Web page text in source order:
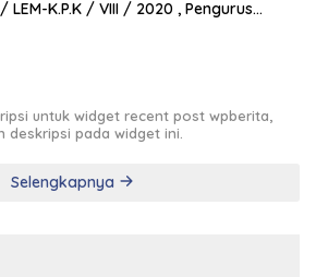
LEM-K.P.K / VIII / 2020 , Pengurus
untuk widget recent post wpberita,
deskripsi pada widget ini.
Selengkapnya